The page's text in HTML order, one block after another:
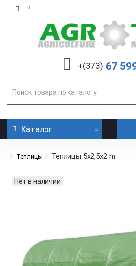
+(373) 67
Каталог
Теплицы Теплицы 5x2,5x2 m
Нет в наличии